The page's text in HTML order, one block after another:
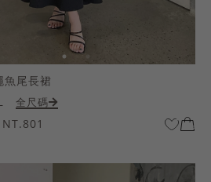
魚尾長裙
全尺碼
NT.801